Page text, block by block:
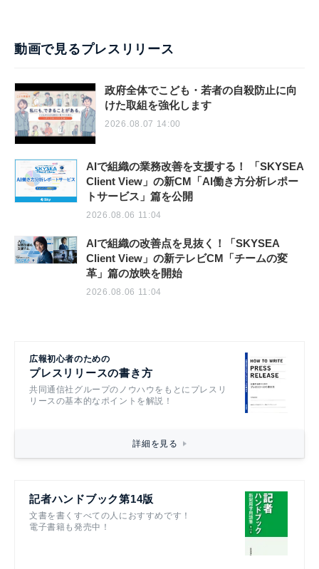
動画で見るプレスリリース
政府全体でこども・若者の自殺防止に向
けた取組を強化します
2026.08.07 14:00
AIで組織の業務改善を支援する！ 「SKYSEA
Client View」の新CM「AI働き方分析レポー
トサービス」篇を公開
2026.08.06 11:04
AIで組織の改善点を見抜く！「SKYSEA
Client View」の新テレビCM「チームの変
革」篇の放映を開始
2026.08.06 11:04
広報初心者のための
プレスリリースの書き方
共同通信社グループのノウハウをもとにプレスリ
リースの基本的なポイントを解説！
詳細を見る
記者ハンドブック第14版
文書を書くすべての人におすすめです！
電子書籍も発売中！